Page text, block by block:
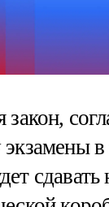
закон,